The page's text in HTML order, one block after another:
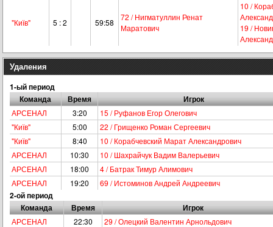
"Київ" 5 : 2 59:58
72 / Нигматуллин Ренат
Маратович
10 /
19 /
Удаления
1-ый период
Команда
Время Игрок
АРСЕНАЛ 3:20
15 / Руфанов Егор Олегович
"Київ"
5:00
22 / Грищенко Роман Сергеевич
"Київ"
8:40
10 / Корабчевский Марат Александрович
АРСЕНАЛ
10:30
10 / Шахрайчук Вадим Валерьевич
АРСЕНАЛ
18:00
4 / Батрак Тимур Алимович
АРСЕНАЛ
19:20 69 / Истоминов Андрей Андреевич
2-ой период
Команда
Время Игрок
АРСЕНАЛ 22:30
29 / Олецкий Валентин Арнольдович